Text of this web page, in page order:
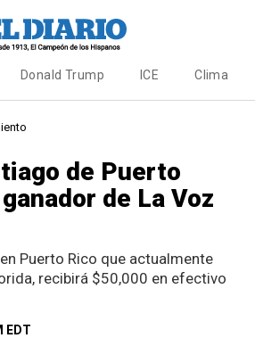
Donald Trump ICE Clima
de Puerto
de La Voz
Puerto Rico que actualmente
recibirá $50,000 en efectivo
EDT